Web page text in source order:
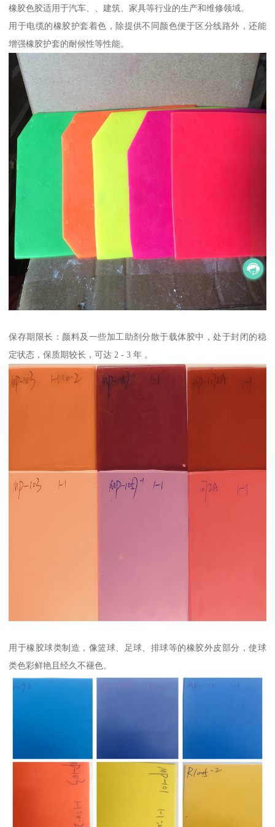
橡胶色胶适用于汽车、、建筑、家具等行业的生产和维修领域。
用于电缆的橡胶护套着色，除提供不同颜色便于区分线路外，还能
增强橡胶护套的耐候性等性能。
保存期限长：颜料及一些加工助剂分散于载体胶中，处于封闭的稳
定状态，保质期较长，可达 2 - 3 年 。
用于橡胶球类制造，像篮球、足球、排球等的橡胶外皮部分，使球
类色彩鲜艳且经久不褪色。